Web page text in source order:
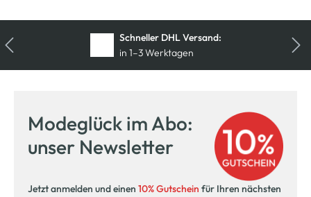
Schneller DHL Versand:
in 1–3 Werktagen
Kostenlose Filiallieferung
in Ihre Wunschfiliale
Modeglück im Abo:
unser Newsletter
Jetzt anmelden und einen 10% Gutschein für Ihren nächsten